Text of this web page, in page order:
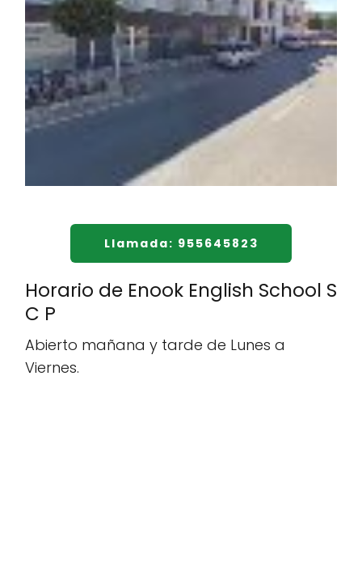
Llamada: 955645823
Horario de Enook English School S
C P
Abierto mañana y tarde de Lunes a
Viernes.